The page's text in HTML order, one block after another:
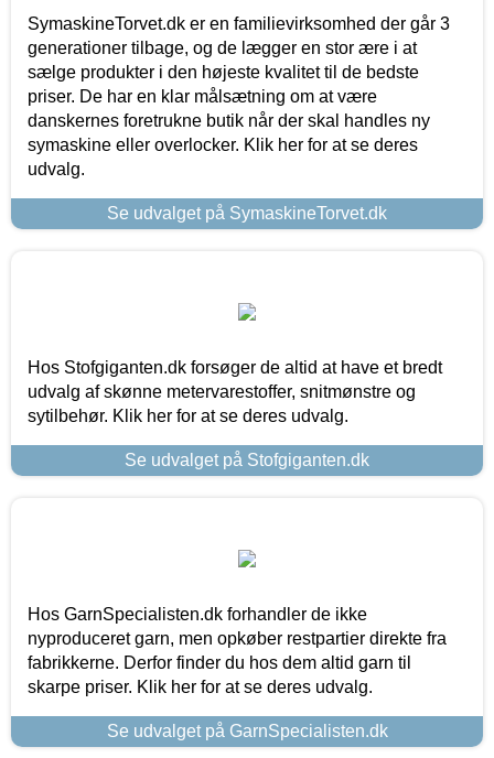
SymaskineTorvet.dk er en familievirksomhed der går 3
generationer tilbage, og de lægger en stor ære i at
sælge produkter i den højeste kvalitet til de bedste
priser. De har en klar målsætning om at være
danskernes foretrukne butik når der skal handles ny
symaskine eller overlocker. Klik her for at se deres
udvalg.
Se udvalget på SymaskineTorvet.dk
Hos Stofgiganten.dk forsøger de altid at have et bredt
udvalg af skønne metervarestoffer, snitmønstre og
sytilbehør. Klik her for at se deres udvalg.
Se udvalget på Stofgiganten.dk
Hos GarnSpecialisten.dk forhandler de ikke
nyproduceret garn, men opkøber restpartier direkte fra
fabrikkerne. Derfor finder du hos dem altid garn til
skarpe priser. Klik her for at se deres udvalg.
Se udvalget på GarnSpecialisten.dk